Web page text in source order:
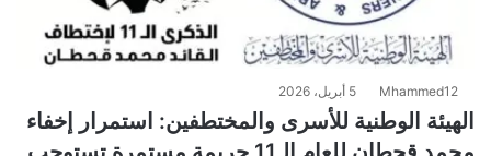
Mhammed12 5 أبريل، 2026
الهيئة الوطنية للأسرى والمختطفين: استمرار إخفاء